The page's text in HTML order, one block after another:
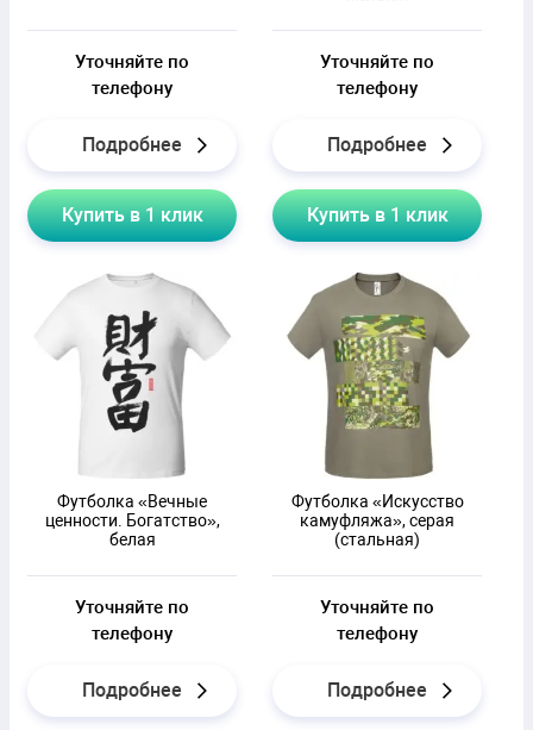
Уточняйте по
телефону
Подробнее
Купить в 1 клик
Уточняйте по
телефону
Подробнее
Купить в 1 клик
Футболка «Вечные
ценности. Богатство»,
белая
Уточняйте по
телефону
Подробнее
Футболка «Искусство
камуфляжа», серая
(стальная)
Уточняйте по
телефону
Подробнее